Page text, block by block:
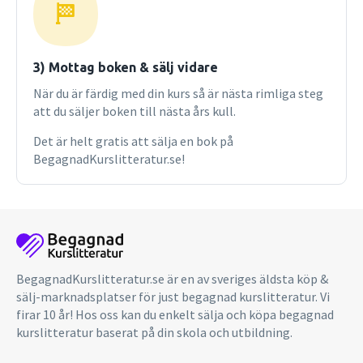
fotografer och författare visar de kreativa möjligheterna,
och stärker och inspirerar läsaren att utnyttja dem.
"dexterous": Skillful with one"s hands; skillful in some
specific thing; agile; på svenska fingerfärdig, händig,
3) Mottag boken & sälj vidare
När du är färdig med din kurs så är nästa rimliga steg
att du säljer boken till nästa års kull.
Det är helt gratis att sälja en bok på
BegagnadKurslitteratur.se!
BegagnadKurslitteratur.se är en av sveriges äldsta köp &
sälj-marknadsplatser för just begagnad kurslitteratur. Vi
firar 10 år! Hos oss kan du enkelt sälja och köpa begagnad
kurslitteratur baserat på din skola och utbildning.